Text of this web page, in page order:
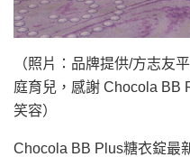
（照片：品牌提供/方志友
庭育兒，感謝 Chocola BB
笑容）
Chocola BB Plus糖衣錠最